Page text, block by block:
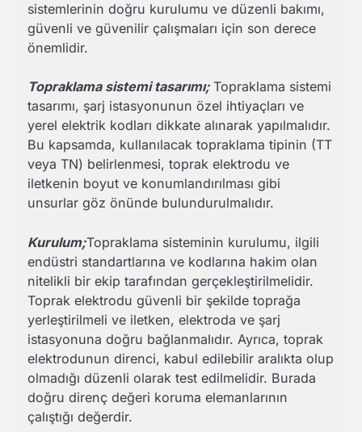
sistemlerinin doğru kurulumu ve düzenli bakımı,
güvenli ve güvenilir çalışmaları için son derece
önemlidir.
Topraklama sistemi tasarımı; Topraklama sistemi
tasarımı, şarj istasyonunun özel ihtiyaçları ve
yerel elektrik kodları dikkate alınarak yapılmalıdır.
Bu kapsamda, kullanılacak topraklama tipinin (TT
veya TN) belirlenmesi, toprak elektrodu ve
iletkenin boyut ve konumlandırılması gibi
unsurlar göz önünde bulundurulmalıdır.
Kurulum;Topraklama sisteminin kurulumu, ilgili
endüstri standartlarına ve kodlarına hakim olan
nitelikli bir ekip tarafından gerçekleştirilmelidir.
Toprak elektrodu güvenli bir şekilde toprağa
yerleştirilmeli ve iletken, elektroda ve şarj
istasyonuna doğru bağlanmalıdır. Ayrıca, toprak
elektrodunun direnci, kabul edilebilir aralıkta olup
olmadığı düzenli olarak test edilmelidir. Burada
doğru direnç değeri koruma elemanlarının
çalıştığı değerdir.